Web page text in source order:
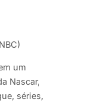
um
Nascar,
séries,